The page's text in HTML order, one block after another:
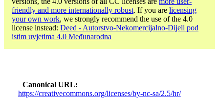
friendly and more internationally robust. If you are licensing
your own work, we strongly recommend the use of the 4.0
license instead: Deed - Autorstvo-Nekomercijalno-Dijeli pod
istim uvjetima 4.0 Međunarodna
Canonical URL
https://creativecommons.org/licenses/by-nc-sa/2.5/hr/